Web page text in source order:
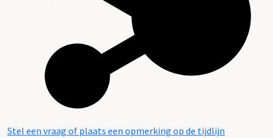
Stel een vraag of plaats een opmerking op de tijdlijn